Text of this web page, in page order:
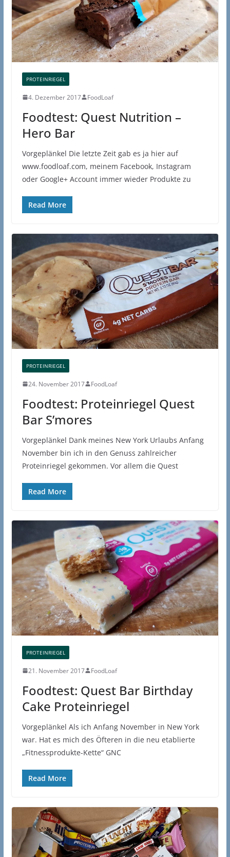
PROTEINRIEGEL
4. Dezember 2017 FoodLoaf
Foodtest: Quest Nutrition –
Hero Bar
Vorgeplänkel Die letzte Zeit gab es ja hier auf
www.foodloaf.com, meinem Facebook, Instagram
oder Google+ Account immer wieder Produkte zu
Read More
PROTEINRIEGEL
24. November 2017 FoodLoaf
Foodtest: Proteinriegel Quest
Bar S’mores
Vorgeplänkel Dank meines New York Urlaubs Anfang
November bin ich in den Genuss zahlreicher
Proteinriegel gekommen. Vor allem die Quest
Read More
PROTEINRIEGEL
21. November 2017 FoodLoaf
Foodtest: Quest Bar Birthday
Cake Proteinriegel
Vorgeplänkel Als ich Anfang November in New York
war. Hat es mich des Öfteren in die neu etablierte
„Fitnessprodukte-Kette“ GNC
Read More